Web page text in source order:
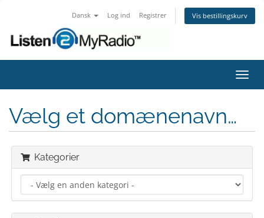
Dansk Log ind Registrer Vis bestillingskurv
Skift
Vælg et domænenavn…
Kategorier